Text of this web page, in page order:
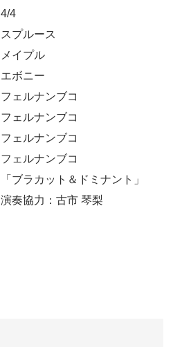
4/4
スプルース
メイプル
エボニー
フェルナンブコ
フェルナンブコ
フェルナンブコ
フェルナンブコ
「ブラカット＆ドミナント」
演奏協力：古市 琴梨